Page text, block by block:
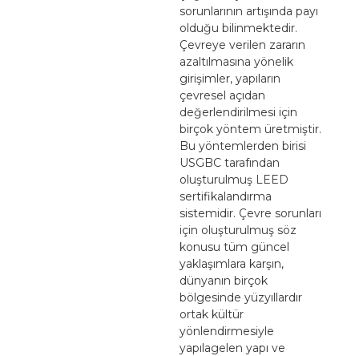
sorunlarının artışında payı
olduğu bilinmektedir.
Çevreye verilen zararın
azaltılmasına yönelik
girişimler, yapıların
çevresel açıdan
değerlendirilmesi için
birçok yöntem üretmiştir.
Bu yöntemlerden birisi
USGBC tarafından
oluşturulmuş LEED
sertifikalandırma
sistemidir. Çevre sorunları
için oluşturulmuş söz
konusu tüm güncel
yaklaşımlara karşın,
dünyanın birçok
bölgesinde yüzyıllardır
ortak kültür
yönlendirmesiyle
yapılagelen yapı ve